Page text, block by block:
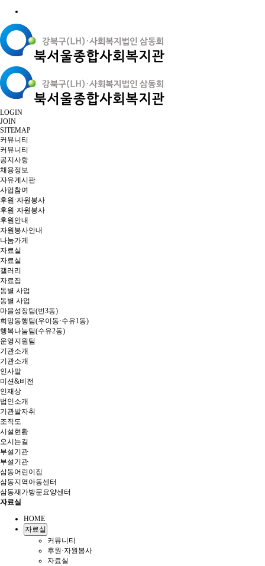
LOGIN
JOIN
SITEMAP
커뮤니티
커뮤니티
공지사항
채용정보
자유게시판
사업참여
후원·자원봉사
후원·자원봉사
후원안내
자원봉사안내
나눔가게
자료실
자료실
갤러리
자료집
동별 사업
동별 사업
마을성장팀(번3동)
희망동행팀(우이동·수유1동)
행복나눔팀(수유2동)
운영지원팀
기관소개
기관소개
인사말
미션&비전
인재상
법인소개
기관발자취
조직도
시설현황
오시는길
부설기관
부설기관
삼동어린이집
삼동지역아동센터
삼동재가방문요양센터
자료실
HOME
자료실
커뮤니티
후원·자원봉사
자료실